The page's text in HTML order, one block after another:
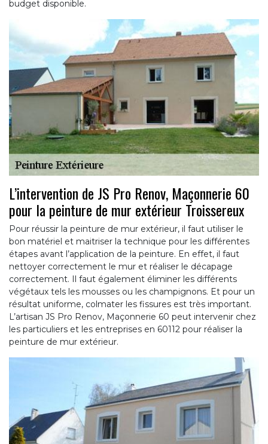
budget disponible.
L’intervention de JS Pro Renov, Maçonnerie 60
pour la peinture de mur extérieur Troissereux
Pour réussir la peinture de mur extérieur, il faut utiliser le
bon matériel et maitriser la technique pour les différentes
étapes avant l’application de la peinture. En effet, il faut
nettoyer correctement le mur et réaliser le décapage
correctement. Il faut également éliminer les différents
végétaux tels les mousses ou les champignons. Et pour un
résultat uniforme, colmater les fissures est très important.
L’artisan JS Pro Renov, Maçonnerie 60 peut intervenir chez
les particuliers et les entreprises en 60112 pour réaliser la
peinture de mur extérieur.